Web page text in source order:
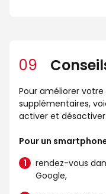
09
Pour améliorer
supplémentaires,
activer et désactiver.
Pour un
rendez-vous
Google,